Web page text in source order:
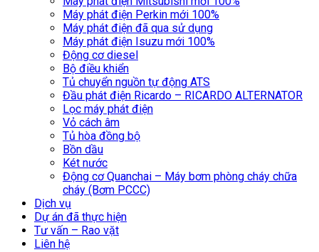
Máy phát điện Perkin mới 100%
Máy phát điện đã qua sử dụng
Máy phát điện Isuzu mới 100%
Động cơ diesel
Bộ điều khiển
Tủ chuyển nguồn tự động ATS
Đầu phát điện Ricardo – RICARDO ALTERNATOR
Lọc máy phát điện
Vỏ cách âm
Tủ hòa đồng bộ
Bồn dầu
Két nước
Động cơ Quanchai – Máy bơm phòng cháy chữa
cháy (Bơm PCCC)
Dịch vụ
Dự án đã thực hiện
Tư vấn – Rao vặt
Liên hệ